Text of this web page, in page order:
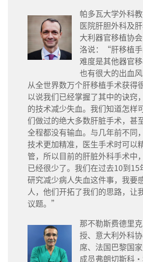
帕多瓦大学外科
医院肝胆外科及
大利器官移植协
洛说：“肝移植手
难度是其他器官
也有很大的出血
从全世界数万个肝移植手术获得
以说我们已经掌握了其中的诀窍
的技术减少失血。我们知道怎样
们做过的绝大多数肝脏手术，甚
全程都没有输血。与几年前不同
技术更加精准，医生手术时可以
管，所以目前的肝脏外科手术中
已经很少了。我们在过去10到15
研究减少病人失血这件事，我要
人，他们开拓了我们的思路，让
议题。”
那不勒斯费德里
授、意大利外科
席、法国巴黎国
成员弗朗切斯科